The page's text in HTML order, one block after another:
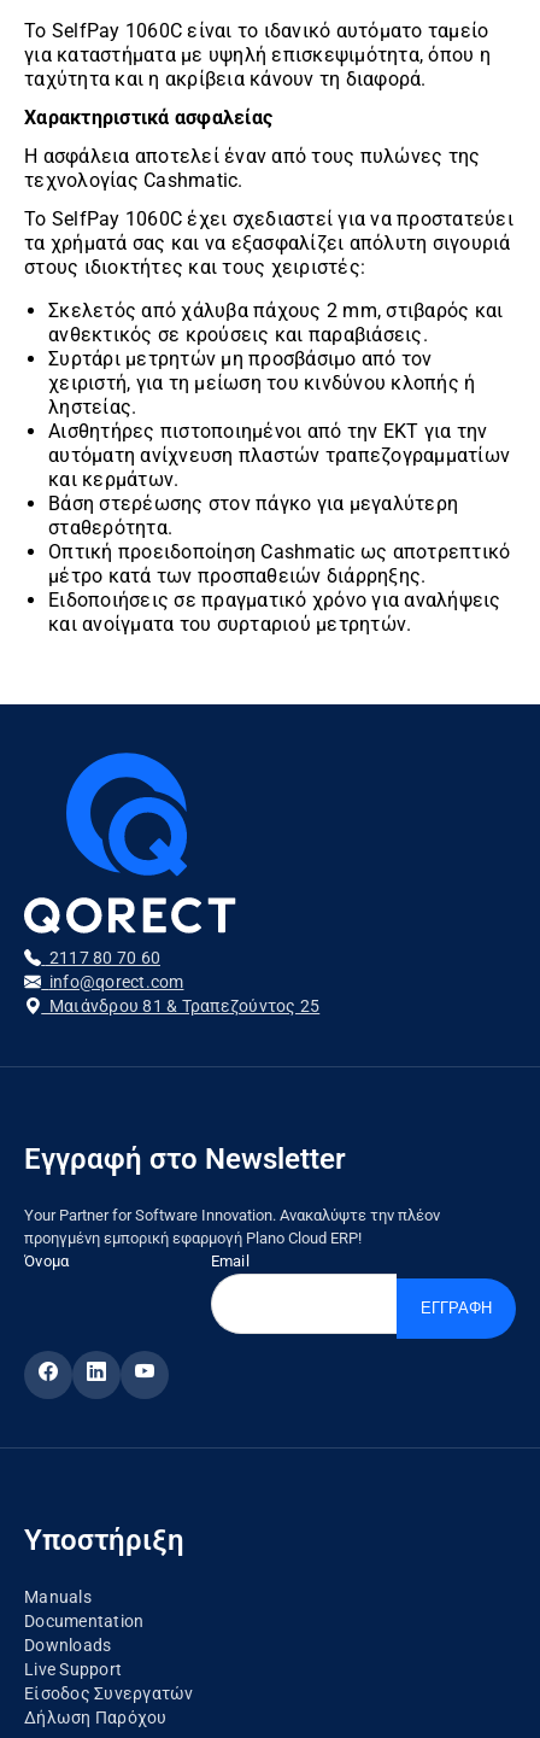
Το SelfPay 1060C είναι το ιδανικό αυτόματο ταμείο
για καταστήματα με υψηλή επισκεψιμότητα, όπου η
ταχύτητα και η ακρίβεια κάνουν τη διαφορά.
Χαρακτηριστικά ασφαλείας
Η ασφάλεια αποτελεί έναν από τους πυλώνες της
τεχνολογίας Cashmatic.
Το SelfPay 1060C έχει σχεδιαστεί για να προστατεύει
τα χρήματά σας και να εξασφαλίζει απόλυτη σιγουριά
στους ιδιοκτήτες και τους χειριστές:
Σκελετός από χάλυβα πάχους 2 mm, στιβαρός και
ανθεκτικός σε κρούσεις και παραβιάσεις.
Συρτάρι μετρητών μη προσβάσιμο από τον
χειριστή, για τη μείωση του κινδύνου κλοπής ή
ληστείας.
Αισθητήρες πιστοποιημένοι από την ΕΚΤ για την
αυτόματη ανίχνευση πλαστών τραπεζογραμματίων
και κερμάτων.
Βάση στερέωσης στον πάγκο για μεγαλύτερη
σταθερότητα.
Οπτική προειδοποίηση Cashmatic ως αποτρεπτικό
μέτρο κατά των προσπαθειών διάρρηξης.
Ειδοποιήσεις σε πραγματικό χρόνο για αναλήψεις
και ανοίγματα του συρταριού μετρητών.
2117 80 70 60
info@qorect.com
Μαιάνδρου 81 & Τραπεζούντος 25
Εγγραφή στο Newsletter
Your Partner for Software Innovation. Ανακαλύψτε την πλέον
προηγμένη εμπορική εφαρμογή Plano Cloud ERP!
Όνομα
Email
ΕΓΓΡΑΦΗ
Υποστήριξη
Manuals
Documentation
Downloads
Live Support
Είσοδος Συνεργατών
Δήλωση Παρόχου